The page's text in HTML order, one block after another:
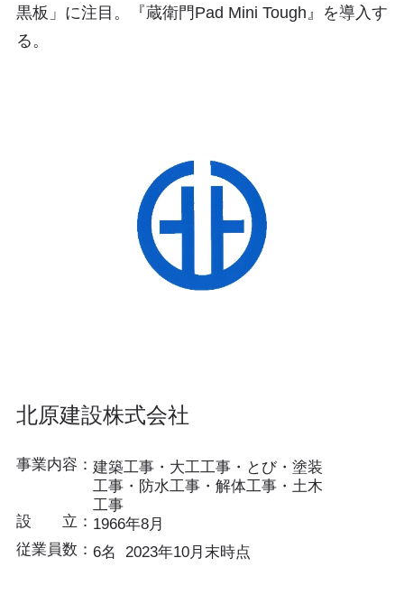
黒板」に注目。『蔵衛門Pad Mini Tough』を導入す
る。
北原建設株式会社
事業内容： 建築工事・大工工事・とび・塗装
工事・防水工事・解体工事・土木
工事
設 立： 1966年8月
従業員数： 6名 2023年10月末時点